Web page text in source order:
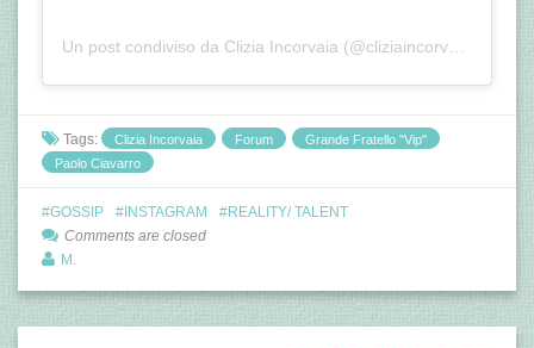
Tags: Clizia Incorvaia Forum
Grande Fratello "Vip"
Paolo Ciavarro
GOSSIP INSTAGRAM
REALITY/ TALENT
Comments are closed
M.